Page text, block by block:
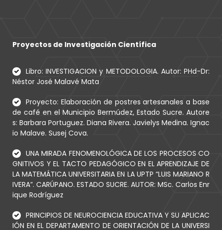
Proyectos de Investigación Científica
Libro: INVESTIGACION y METODOLOGIA. Autor: PHd-Dr:
Néstor José Malavé Mata
Proyecto: Elaboración de postres artesanales a base
de café en el Municipio Bermúdez, Estado Sucre. Autore
s: Barbara Portuguez. Diana Rivera. Javielys Medina. Ignac
io Malave. Susej Cova.
UNA MIRADA FENOMENOLÓGICA DE LOS PROCESOS CO
GNITIVOS Y EL TACTO PEDAGÓGICO EN EL APRENDIZAJE DE
LA MATEMÁTICA UNIVERSITARIA EN LA UPTP “LUIS MARIANO R
IVERA”. CARÚPANO. ESTADO SUCRE. AUTOR: MSc. Carlos Enr
ique Rodríguez
PRINCIPIOS DE NEUROCIENCIA EDUCATIVA Y SU APLICAC
IÓN EN EL DEPARTAMENTO DE ORIENTACIÓN DE LA UNIVERSI